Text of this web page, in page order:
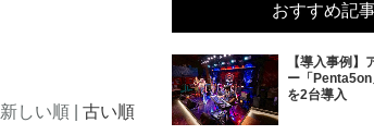
新しい順 |古い順
おすすめ記
【導入事例】
ー「
を2台導入